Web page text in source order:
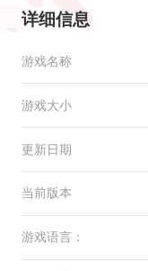
详细信息
游戏名称
游戏大小
更新日期
当前版本
游戏语言：